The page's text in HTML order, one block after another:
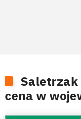
Saletrzak
cena w